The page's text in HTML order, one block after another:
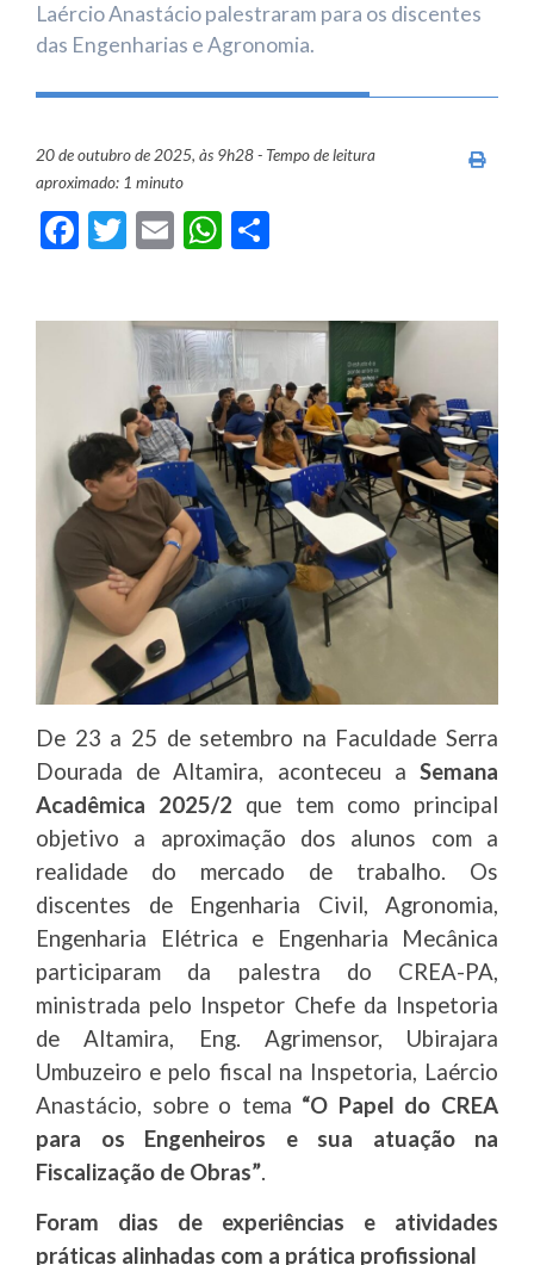
Laércio Anastácio palestraram para os discentes
das Engenharias e Agronomia.
20 de outubro de 2025, às 9h28 - Tempo de leitura
aproximado: 1 minuto
Facebook
Twitter
EmailWhatsApp
De 23 a 25 de setembro na Faculdade Serra
Dourada de Altamira, aconteceu a Semana
Acadêmica 2025/2 que tem como principal
objetivo a aproximação dos alunos com a
realidade do mercado de trabalho. Os
discentes de Engenharia Civil, Agronomia,
Engenharia Elétrica e Engenharia Mecânica
participaram da palestra do CREA-PA,
ministrada pelo Inspetor Chefe da Inspetoria
de Altamira, Eng. Agrimensor, Ubirajara
Umbuzeiro e pelo fiscal na Inspetoria, Laércio
Anastácio, sobre o tema “O Papel do CREA
para os Engenheiros e sua atuação na
Fiscalização de Obras”.
Foram dias de experiências e atividades
práticas alinhadas com a prática profissional